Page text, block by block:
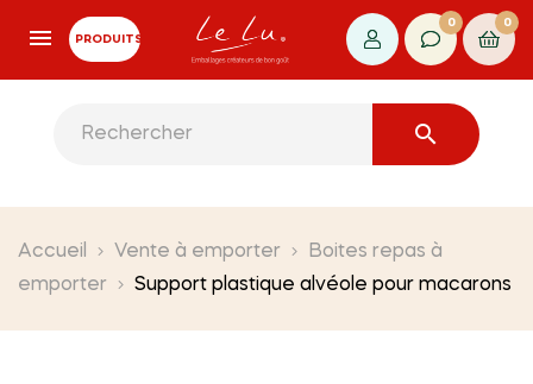
PRODUITS
0 0

Accueil Vente à emporter
Boites repas à
emporter
Support plastique alvéole pour macarons